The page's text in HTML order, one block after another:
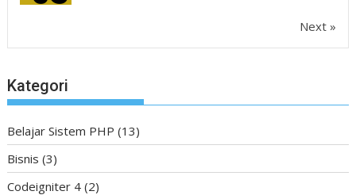
Next »
Kategori
Belajar Sistem PHP (13)
Bisnis (3)
Codeigniter 4 (2)